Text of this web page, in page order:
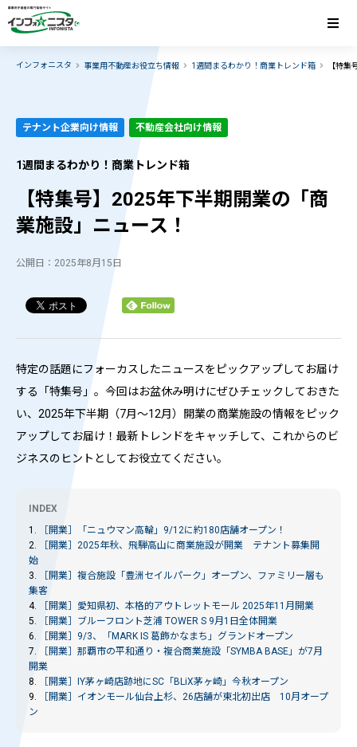
インフォニスタ 事業用不動産お役立ち情報 1週間まるわかり！商業トレンド箱 【特集
テナント企業向け情報 不動産会社向け情報
1週間まるわかり！商業トレンド箱
【特集号】2025年下半期開業の「商
業施設」ニュース！
公開日：2025年8月15日
特定の話題にフォーカスしたニュースをピックアップしてお届け
する「特集号」。今回はお盆休み明けにぜひチェックしておきた
い、2025年下半期（7月～12月）開業の商業施設の情報をピック
アップしてお届け！最新トレンドをキャッチして、これからのビ
ジネスのヒントとしてお役立てください。
INDEX
1.
［開業］
「ニュウマン高輪」9/12に約180店舗オープン！
2.
［開業］ 2025年秋、飛騨高山に商業施設が開業 テナント募集開
始
3.
［開業］ 複合施設「豊洲セイルパーク」オープン、ファミリー層も
集客
4.
［開業］ 愛知県初、本格的アウトレットモール 2025年11月開業
5.
［開業］ ブルーフロント芝浦 TOWER S 9月1日全体開業
6.
［開業］ 9/3、「MARK IS 葛飾かなまち」グランドオープン
7.
［開業］ 那覇市の平和通り・複合商業施設「SYMBA BASE」が7月
開業
8.
［開業］
IY茅ヶ崎店跡地にSC「BLiX茅ヶ崎」今秋オープン
9.
［開業］ イオンモール仙台上杉、26店舗が東北初出店 10月オープ
ン